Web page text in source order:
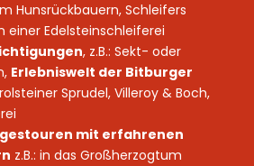
Hunsrückbauern, Schleifers
einer Edelsteinschleiferei
, z.B.: Sekt- oder
Erlebniswelt der Bitburger
Sprudel, Villeroy & Boch,
mit erfahrenen
z.B.: in das Großherzogtum